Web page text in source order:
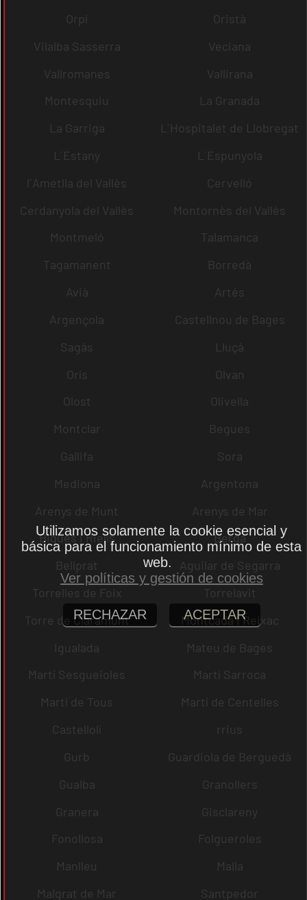
Orpí
Oristà
Vilalba Sasserra
Veciana
Vallromanes
Vallirana
Montesquiu
La Granada
La Garriga
L´Hospitalet de Llobregat
L´Estany
L´Espunyola
l´Ametlla del Vallès
Cervelló
Cerdanyola del Vallès
Montornès del Vallès
Montmeló
Talamanca
Tagamanent
Borredà
Avià
Artés
Argençola
Castellnou de Bages
Sagàs
Lluçà
Orís
Olvan
Olost
Olivella
Montclar
Begues
Gallifa
Sora
Mediona
Argentona
Arenys de Munt
Arenys de Mar
Bigues i Riells
Berga
Bellprat
Aguilar de Segarra
Torrelles de Foix
Torrelavit
Torre de Claramunt
Montcada i Reixac
Igualada
Mateu de Bages
Martí Sesgueioles
Martí Sarroca
Martí de Tous
Martí de Centelles
Castellolí
rrius
Gurb
Guardiola de Berguedà
Gualba
Granollers
Granera
Gisclareny
Fonollosa
Folgueroles
Manlleu
Malla
Malgrat de Mar
Santpedor
Utilizamos solamente la cookie esencial y
básica para el funcionamiento mínimo de esta
web.
Ver políticas y gestión de cookies
RECHAZAR ACEPTAR